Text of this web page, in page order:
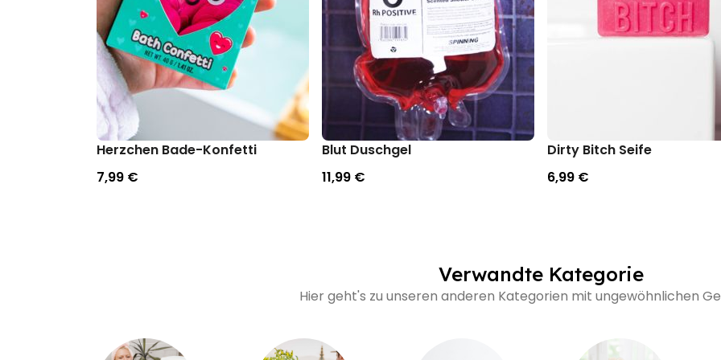
Herzchen Bade-Konfetti
7,99 €
Blut Duschgel
11,99 €
Dirty Bitch Seife
6,99 €
Verwandte Kategorie
Hier geht's zu unseren anderen Kategorien mit ungewöhnlichen